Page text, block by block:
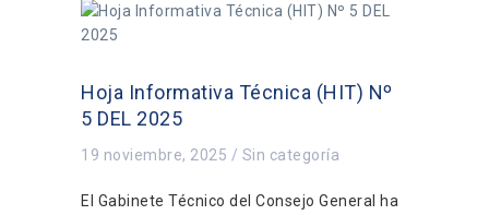
Hoja Informativa Técnica (HIT) Nº
5 DEL 2025
19 noviembre, 2025 / Sin categoría
El Gabinete Técnico del Consejo General ha